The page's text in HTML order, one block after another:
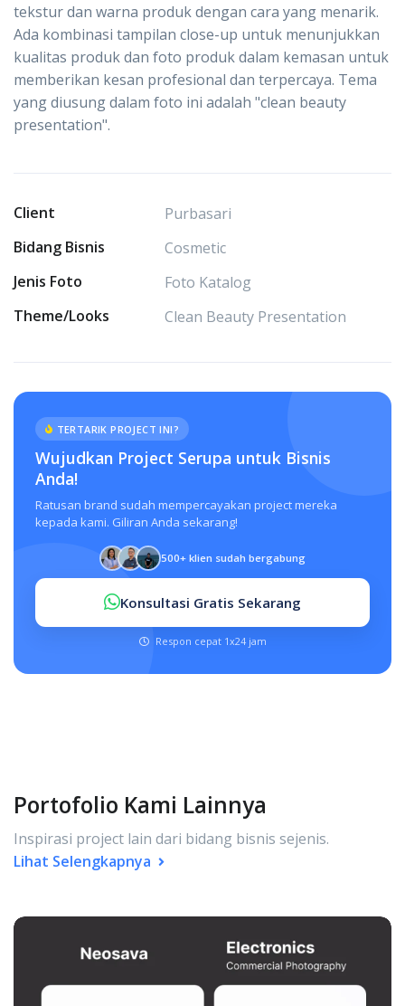
tekstur dan warna produk dengan cara yang menarik.
Ada kombinasi tampilan close-up untuk menunjukkan
kualitas produk dan foto produk dalam kemasan untuk
memberikan kesan profesional dan terpercaya. Tema
yang diusung dalam foto ini adalah "clean beauty
presentation".
Client
Purbasari
Bidang Bisnis
Cosmetic
Jenis Foto
Foto Katalog
Theme/Looks
Clean Beauty Presentation
TERTARIK PROJECT INI?
Wujudkan Project Serupa untuk Bisnis
Anda!
Ratusan brand sudah mempercayakan project mereka
kepada kami. Giliran Anda sekarang!
500+ klien sudah bergabung
Konsultasi Gratis Sekarang
Respon cepat 1x24 jam
Portofolio Kami Lainnya
Inspirasi project lain dari bidang bisnis sejenis.
Lihat Selengkapnya